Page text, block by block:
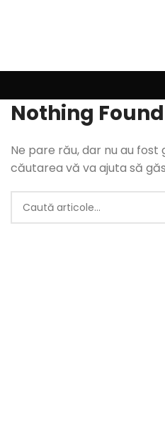
Nothing Found
Ne pare rău, dar nu au
căutarea vă va ajuta să